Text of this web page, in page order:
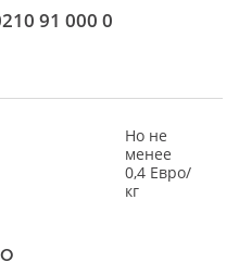
91 000 0
Но не
менее
0,4 Евро/
кг